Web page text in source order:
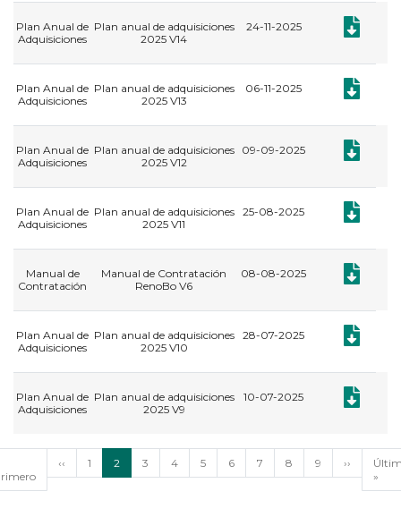
Plan Anual de
Adquisiciones
Plan anual de adquisiciones
2025 V14
24-11-2025
Plan Anual de
Adquisiciones
Plan anual de adquisiciones
2025 V13
06-11-2025
Plan Anual de
Adquisiciones
Plan anual de adquisiciones
2025 V12
09-09-2025
Plan Anual de
Adquisiciones
Plan anual de adquisiciones
2025 V11
25-08-2025
Manual de
Contratación
Manual de Contratación
RenoBo V6
08-08-2025
Plan Anual de
Adquisiciones
Plan anual de adquisiciones
2025 V10
28-07-2025
Plan Anual de
Adquisiciones
Plan anual de adquisiciones
2025 V9
10-07-2025
Paginación
Página
anterior
‹‹ Página
1
Página
actual
2 Página
3 Página
4 Página
5 Página
6 Página
7 Página
8 Página
9
Siguiente
página
››
»